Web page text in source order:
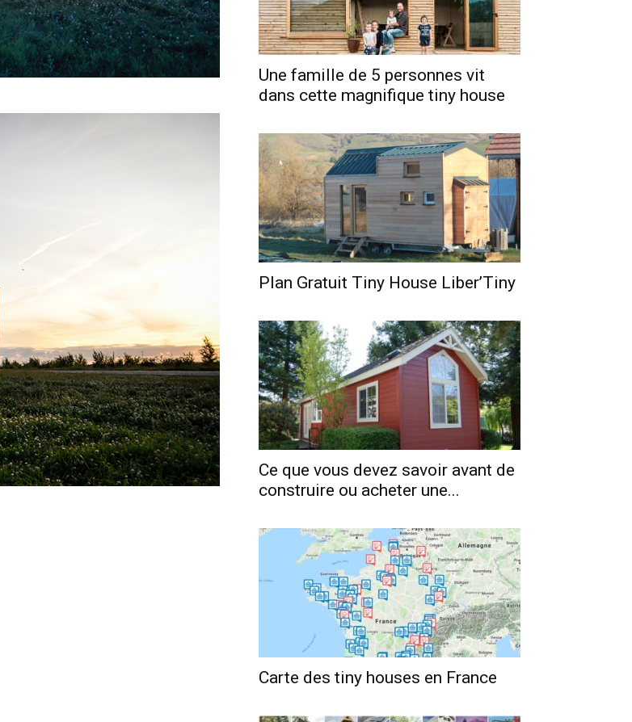
Une famille de 5 personnes vit
dans cette magnifique tiny house
Plan Gratuit Tiny House Liber’Tiny
Ce que vous devez savoir avant de
construire ou acheter une...
Carte des tiny houses en France